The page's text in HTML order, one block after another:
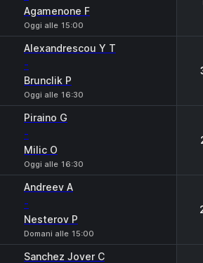
Agamenone F
Oggi alle 15:00
Alexandrescou Y T
-
Brunclik P
Oggi alle 16:30
Piraino G
-
Milic O
Oggi alle 16:30
Andreev A
-
Nesterov P
Domani alle 15:00
Sanchez Jover C